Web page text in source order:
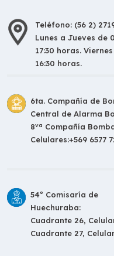
Teléfono: (56 2)
Lunes a Jueves de
17:30 horas.
16:30 horas.
6ta. Compañía de
Central de Alarma
8va Compañía
Celulares:+569 6577
54º Comisaría de
Huechuraba:
Cuadrante 26,
Cuadrante 27,